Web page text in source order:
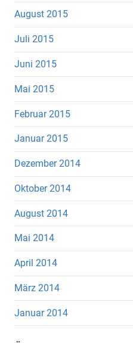
August 2015
Juli 2015
Juni 2015
Mai 2015
Februar 2015
Januar 2015
Dezember 2014
Oktober 2014
August 2014
Mai 2014
April 2014
März 2014
Januar 2014